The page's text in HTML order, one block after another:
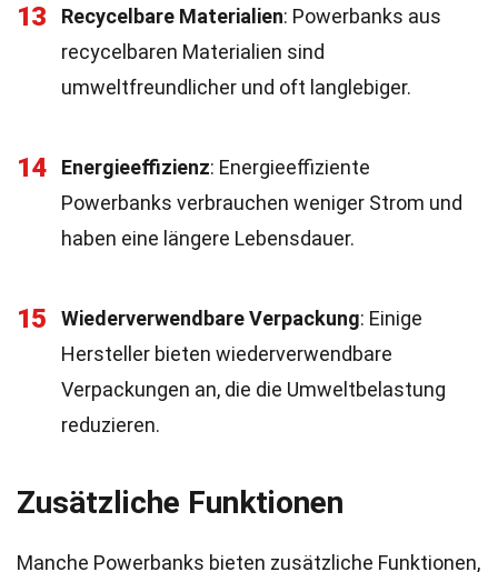
13 Recycelbare Materialien: Powerbanks aus
recycelbaren Materialien sind
umweltfreundlicher und oft langlebiger.
14 Energieeffizienz: Energieeffiziente
Powerbanks verbrauchen weniger Strom und
haben eine längere Lebensdauer.
15 Wiederverwendbare Verpackung: Einige
Hersteller bieten wiederverwendbare
Verpackungen an, die die Umweltbelastung
reduzieren.
Zusätzliche Funktionen
Manche Powerbanks bieten zusätzliche Funktionen,